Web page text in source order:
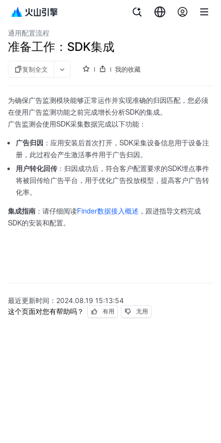
增长分析 DataFinder
通用配置流程
准备工作：SDK集成
复制全文 我的收藏
为确保广告监测模块能够正常运作并实现准确的归因匹配，您必须
在使用广告监测功能之前完成增长分析SDK的集成。
广告监测会使用SDK采集数据完成以下功能：
广告归因 ：应用安装后首次打开，SDK采集设备信息用于设备注
册，此过程会产生激活事件用于广告归因。
用户转化回传 ：归因成功后，符合客户配置要求的SDK埋点事件
将被回传给广告平台，用于优化广告投放模型，提高客户广告转
化率。
集成指南 ：请仔细阅读Finder数据接入概述 ，跟进指导文档完成
SDK的安装和配置。
最近更新时间： 2024.08.19 15:13:54
这个页面对您有帮助吗？
有用 无用